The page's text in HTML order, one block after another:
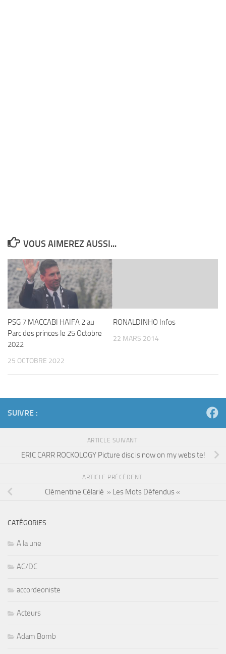
VOUS AIMEREZ AUSSI...
PSG 7 MACCABI HAIFA 2 au
Parc des princes le 25 Octobre
2022
25 OCTOBRE 2022
RONALDINHO Infos
22 MARS 2014
SUIVRE :
ARTICLE SUIVANT
ERIC CARR ROCKOLOGY Picture disc is now on my website!
ARTICLE PRÉCÉDENT
Clémentine Célarié » Les Mots Défendus «
CATÉGORIES
A la une
AC/DC
accordeoniste
Acteurs
Adam Bomb